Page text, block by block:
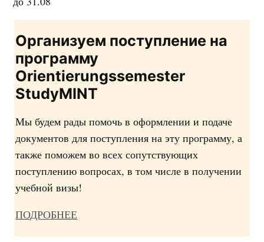
Организуем поступление на
программу
Orientierungssemester
StudyMINT
Мы будем рады помочь в оформлении и подаче
документов для поступления на эту программу, а
также поможем во всех сопутствующих
поступлению вопросах, в том числе в получении
учебной визы!
ПОДРОБНЕЕ